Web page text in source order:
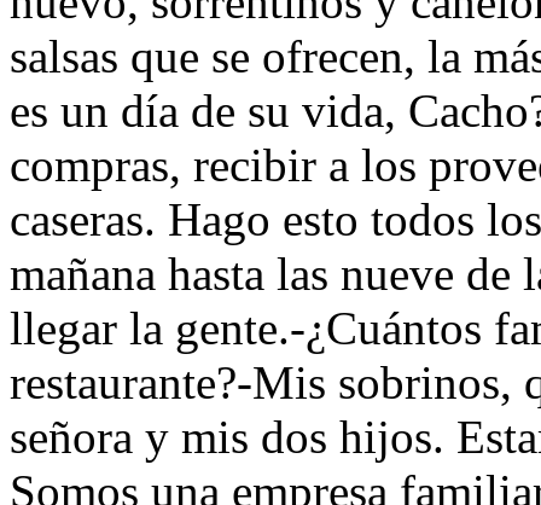
salsas que se ofrecen, la
es un día de su vida,
compras, recibir a los
caseras. Hago esto todos
mañana hasta las nueve de
llegar la gente.-¿Cuántos
restaurante?-Mis sobrinos,
señora y mis dos hijos.
Somos una empresa